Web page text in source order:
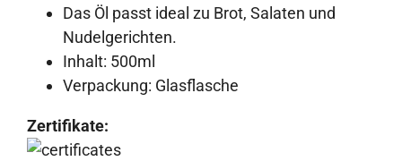
Das Öl passt ideal zu Brot, Salaten und
Nudelgerichten.
Inhalt: 500ml
Verpackung: Glasflasche
Zertifikate: